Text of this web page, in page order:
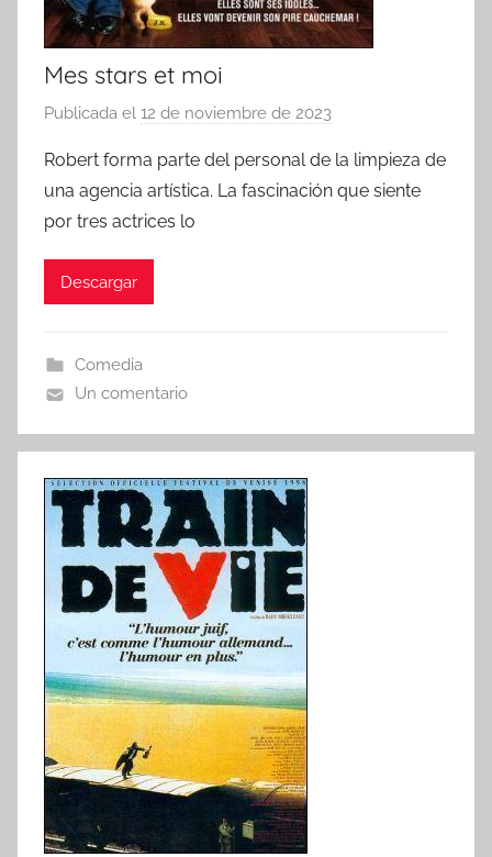
Mes stars et moi
Publicada el 12 de noviembre de 2023
r
Robert forma parte del personal de la limpieza de
una agencia artística. La fascinación que siente
por tres actrices lo
Descargar
Comedia
Un comentario